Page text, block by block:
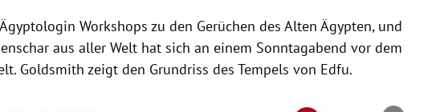
Workshops zu den Gerüchen des Alten Ägypten, und
aus aller Welt hat sich an einem Sonntagabend vor dem
Goldsmith zeigt den Grundriss des Tempels von Edfu.